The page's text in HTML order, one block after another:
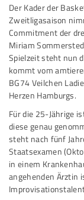
Der Kader der
Zweitligasaison
Commitment der
Miriam
Spielzeit steht nun
kommt vom
BG74 Veilchen
Herzen Hamburgs.
Für die 25-Jährige
diese genau
steht nach fünf
Staatsexamen
in einem
angehenden Ärztin